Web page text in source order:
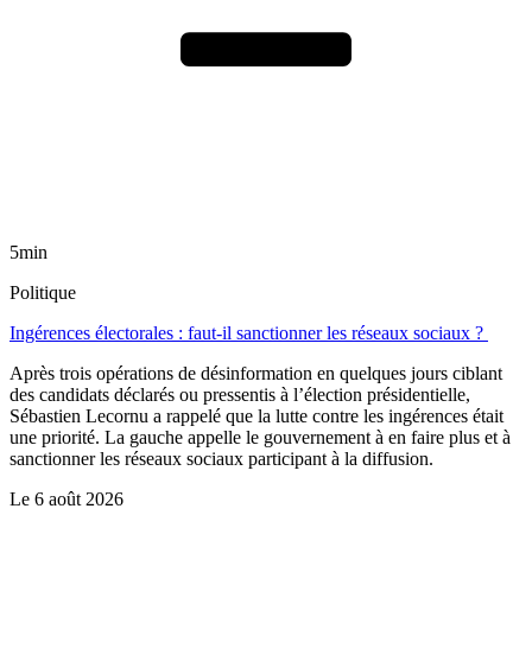
5min
Politique
Ingérences électorales : faut-il sanctionner les réseaux sociaux ?
Après trois opérations de désinformation en quelques jours ciblant
des candidats déclarés ou pressentis à l’élection présidentielle,
Sébastien Lecornu a rappelé que la lutte contre les ingérences était
une priorité. La gauche appelle le gouvernement à en faire plus et à
sanctionner les réseaux sociaux participant à la diffusion.
Le 6 août 2026